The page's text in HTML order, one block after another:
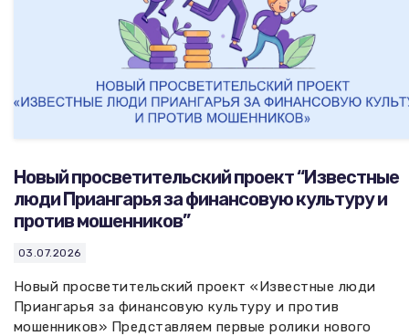
Новый просветительский проект “Известные
люди Приангарья за финансовую культуру и
против мошенников”
03.07.2026
Новый просветительский проект «Известные люди
Приангарья за финансовую культуру и против
мошенников» Представляем первые ролики нового